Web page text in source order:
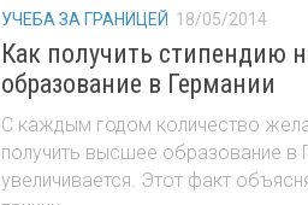
УЧЕБА ЗА ГРАНИЦЕЙ 18/05/2014
Как получить стипендию
образование в Германии
С каждым годом количество
получить высшее образование в
увеличивается. Этот факт